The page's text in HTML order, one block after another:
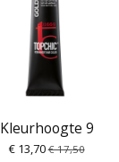
Kleurhoogte 9
€ 13,70 € 17,50